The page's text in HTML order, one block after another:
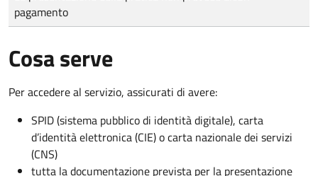
pagamento
Cosa serve
Per accedere al servizio, assicurati di avere:
SPID (sistema pubblico di identità digitale), carta
d’identità elettronica (CIE) o carta nazionale dei servizi
(CNS)
tutta la documentazione prevista per la presentazione